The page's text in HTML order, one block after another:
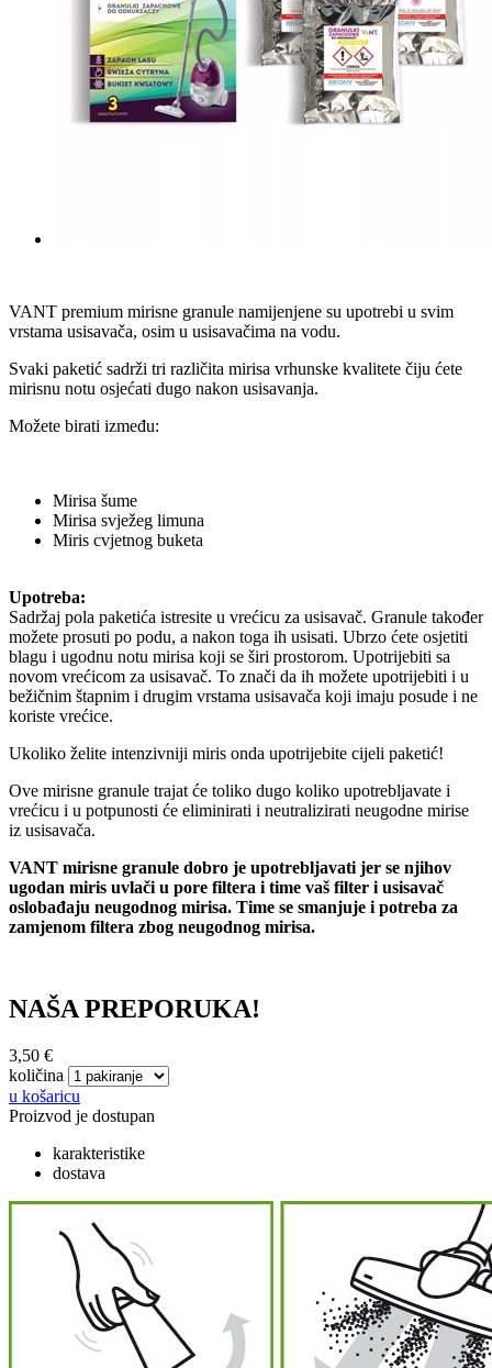
VANT premium mirisne granule namijenjene su upotrebi u svim
vrstama usisavača, osim u usisavačima na vodu.
Svaki paketić sadrži tri različita mirisa vrhunske kvalitete čiju ćete
mirisnu notu osjećati dugo nakon usisavanja.
Možete birati između:
Mirisa šume
Mirisa svježeg limuna
Miris cvjetnog buketa
Upotreba:
Sadržaj pola paketića istresite u vrećicu za usisavač. Granule također
možete prosuti po podu, a nakon toga ih usisati. Ubrzo ćete osjetiti
blagu i ugodnu notu mirisa koji se širi prostorom. Upotrijebiti sa
novom vrećicom za usisavač. To znači da ih možete upotrijebiti i u
bežičnim štapnim i drugim vrstama usisavača koji imaju posude i ne
koriste vrećice.
Ukoliko želite intenzivniji miris onda upotrijebite cijeli paketić!
Ove mirisne granule trajat će toliko dugo koliko upotrebljavate i
vrećicu i u potpunosti će eliminirati i neutralizirati neugodne mirise
iz usisavača.
VANT mirisne granule dobro je upotrebljavati jer se njihov
ugodan miris uvlači u pore filtera i time vaš filter i usisavač
oslobađaju neugodnog mirisa. Time se smanjuje i potreba za
zamjenom filtera zbog neugodnog mirisa.
NAŠA PREPORUKA!
3,50 €
količina
u košaricu
Proizvod je dostupan
karakteristike
dostava